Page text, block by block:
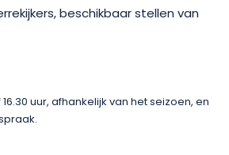
beschikbaar stellen van
uur, afhankelijk van het seizoen, en